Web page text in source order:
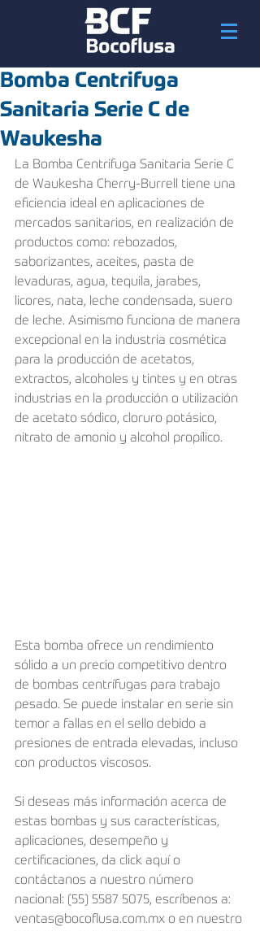
Bomba Centrifuga
Sanitaria Serie C de
Waukesha
La Bomba Centrifuga Sanitaria Serie C
de Waukesha Cherry-Burrell tiene una
eficiencia ideal en aplicaciones de
mercados sanitarios, en realización de
productos como: rebozados,
saborizantes, aceites, pasta de
levaduras, agua, tequila, jarabes,
licores, nata, leche condensada, suero
de leche. Asimismo funciona de manera
excepcional en la industria cosmética
para la producción de acetatos,
extractos, alcoholes y tintes y en otras
industrias en la producción o utilización
de acetato sódico, cloruro potásico,
nitrato de amonio y alcohol propílico.
Esta bomba ofrece un rendimiento
sólido a un precio competitivo dentro
de bombas centrífugas para trabajo
pesado. Se puede instalar en serie sin
temor a fallas en el sello debido a
presiones de entrada elevadas, incluso
con productos viscosos.
Si deseas más información acerca de
estas bombas y sus características,
aplicaciones, desempeño y
certificaciones, da click aquí o
contáctanos a nuestro número
nacional: (55) 5587 5075, escríbenos a:
ventas@bocoflusa.com.mx o en nuestro